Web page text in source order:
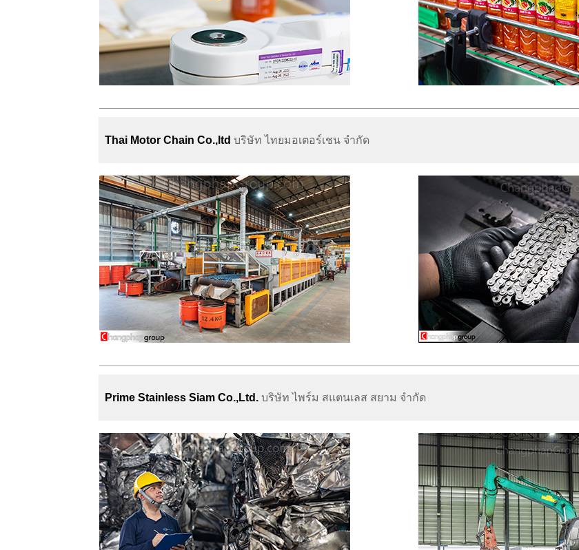
Thai Motor Chain Co.,ltd บริษัท ไทยมอเตอร์เชน จำกัด
Prime Stainless Siam Co.,Ltd. บริษัท ไพร์ม สแตนเลส สยาม จำกัด